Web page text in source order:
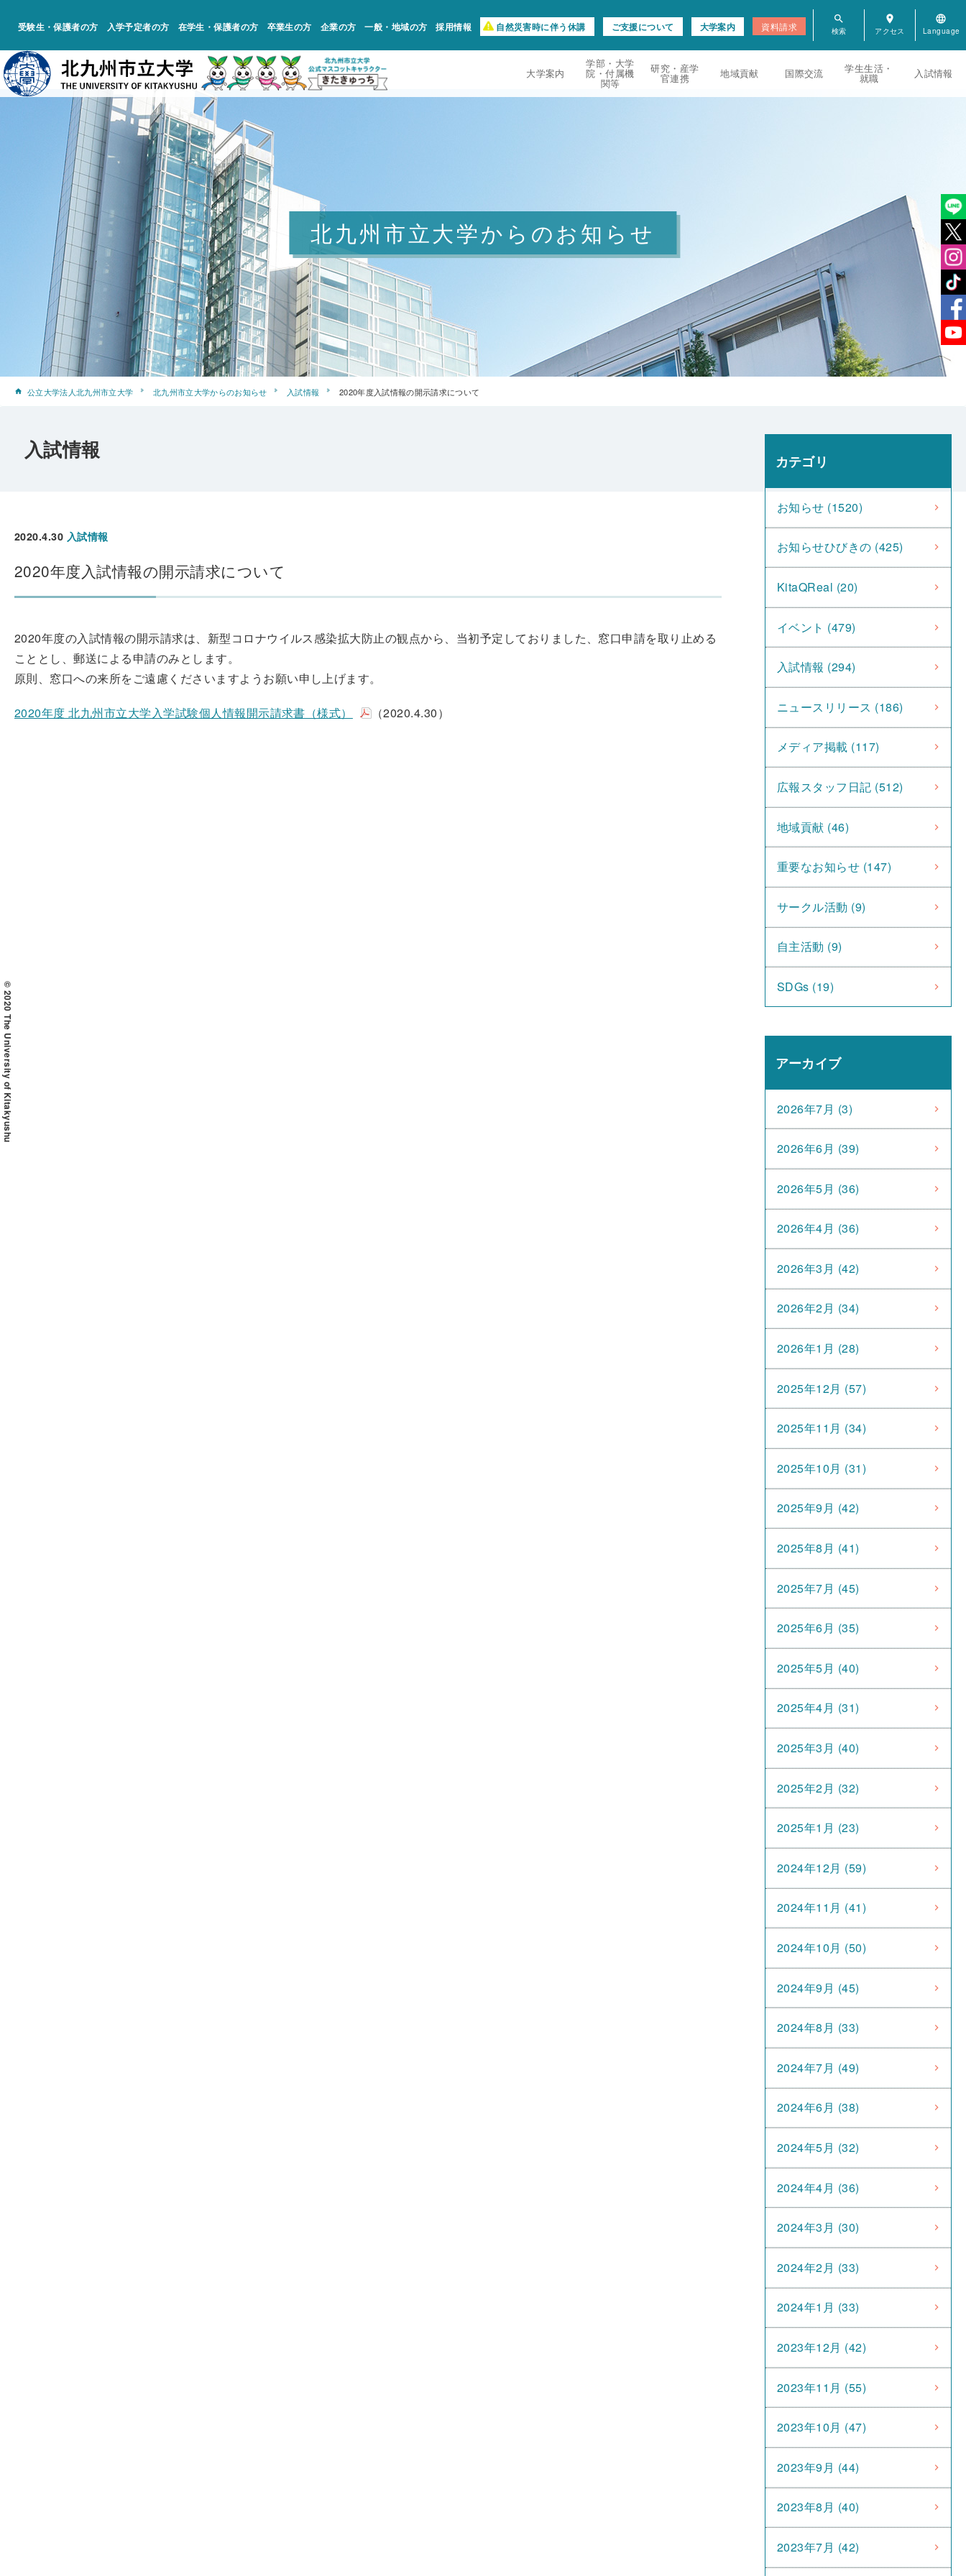
受験生・保護者の方 入学予定者の方 在学生・保護者の方 卒業生の方 企業の方 一般・地域の方 採用情報 自然災害時に伴う休講 ご支援について 大学案内 資料請求
search room language
大学案内
学部・大学
院・付属機
関等
研究・産学
官連携 地域貢献 国際交流 学生生活・
就職 入試情報
© 2020 The University of Kitakyushu
北九州市立大学からのお知らせ
公立大学法人北九州市立大学 北九州市立大学からのお知らせ 入試情報 2020年度入試情報の開示請求について
入試情報
2020.4.30 入試情報
2020年度入試情報の開示請求について
2020年度の入試情報の開示請求は、新型コロナウイルス感染拡大防止の観点から、当初予定しておりました、窓口申請を取り止める
こととし、郵送による申請のみとします。
原則、窓口への来所をご遠慮くださいますようお願い申し上げます。
2020年度 北九州市立大学入学試験個人情報開示請求書（様式） （2020.4.30）
カテゴリ
お知らせ (1520)
お知らせひびきの (425)
KitaQReal (20)
イベント (479)
入試情報 (294)
ニュースリリース (186)
メディア掲載 (117)
広報スタッフ日記 (512)
地域貢献 (46)
重要なお知らせ (147)
サークル活動 (9)
自主活動 (9)
SDGs (19)
アーカイブ
2026年7月 (3)
2026年6月 (39)
2026年5月 (36)
2026年4月 (36)
2026年3月 (42)
2026年2月 (34)
2026年1月 (28)
2025年12月 (57)
2025年11月 (34)
2025年10月 (31)
2025年9月 (42)
2025年8月 (41)
2025年7月 (45)
2025年6月 (35)
2025年5月 (40)
2025年4月 (31)
2025年3月 (40)
2025年2月 (32)
2025年1月 (23)
2024年12月 (59)
2024年11月 (41)
2024年10月 (50)
2024年9月 (45)
2024年8月 (33)
2024年7月 (49)
2024年6月 (38)
2024年5月 (32)
2024年4月 (36)
2024年3月 (30)
2024年2月 (33)
2024年1月 (33)
2023年12月 (42)
2023年11月 (55)
2023年10月 (47)
2023年9月 (44)
2023年8月 (40)
2023年7月 (42)